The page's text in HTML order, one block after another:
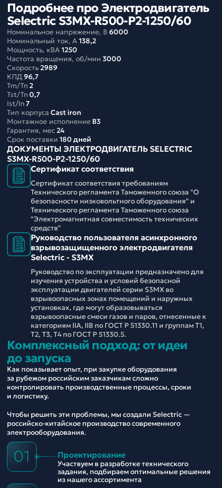
Подробнее про Электродвигатель
Selectric S3MX-R500-P2-1250/60
Номинальное напряжение, В 6000
Номинальный ток, A138,2
Мощность, кВА1250
Частота вращения, об/мин 3000
Скорость2989
КПД96,7
Tm/Tn2
Tst/Tn0,7
Ist/In7
Тип корпуса Cast iron
Монтажное исполнение B3
Гарантия, мес24
Срок поставки 180 дней
ДОКУМЕНТЫ ЭЛЕКТРОДВИГАТЕЛЬ SELECTRIC
S3MX-R500-P2-1250/60
Сертификат соответствия
Сертификат соответствия требованиям
Технического регламента Таможенного союза "О
безопасности низковольтного оборудования" и
Технического регламента Таможенного союза
"Электромагнитная совместимость технических
средств"
Руководство пользователя асинхронного
взрывозащищенного электродвигателя
Selectric - S3MX
Руководство по эксплуатации предназначено для
изучения устройства и условий безопасной
эксплуатации двигателей серии S3MX во
взрывоопасных зонах помещений и наружных
установках, где могут образовываться
взрывоопасные смеси газов и паров, отнесенные к
категориям IIА, IIВ по ГОСТ Р 51330.11 и группам Т1,
Т2, T3, Т4 по ГОСТ Р 51330.5.
Комплексный подход: от идеи
до запуска
Как показывает опыт, при закупке оборудования
за рубежом российским заказчикам сложно
контролировать производственные процессы, сроки
и логистику.
Чтобы решить эти проблемы, мы создали Selectric —
российско-китайское производство современного
электрооборудования.
01 Проектирование
Участвуем в разработке технического
задания, подбираем оптимальные решения
из нашего ассортимента